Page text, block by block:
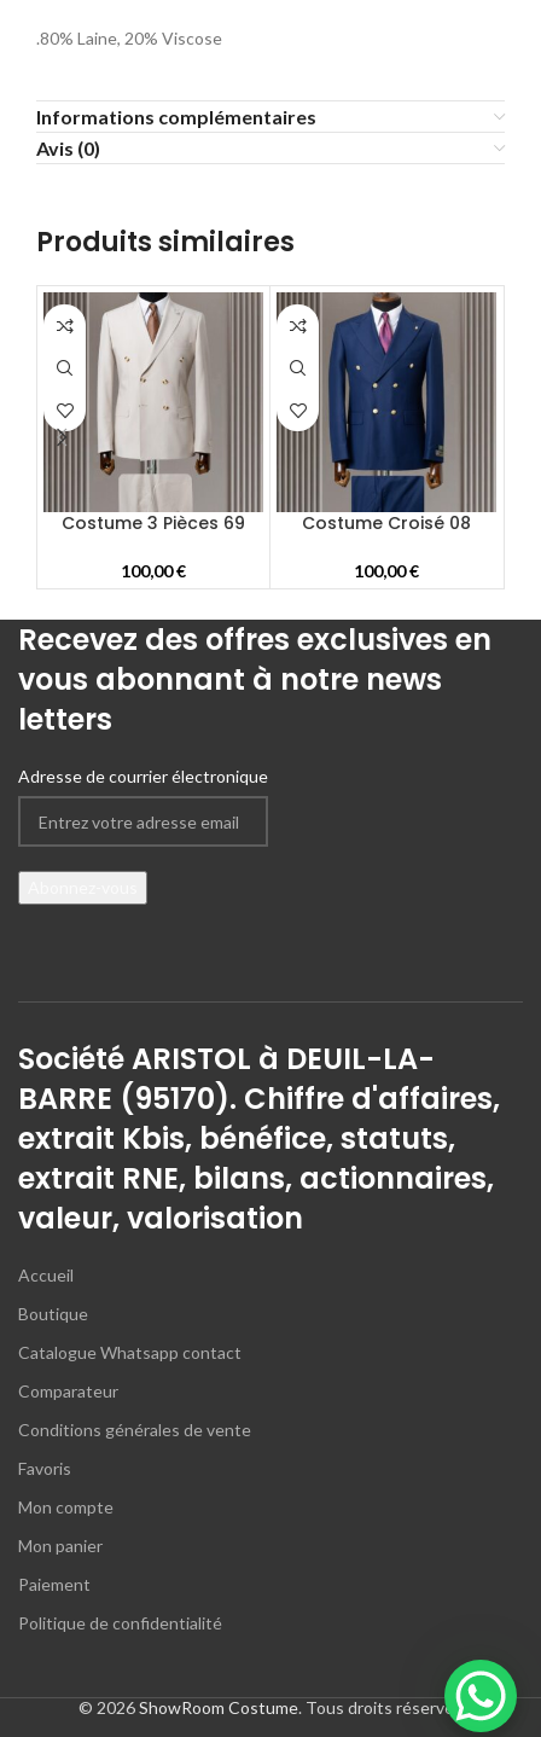
58 60 62
64 66
70 72
.80% Laine, 20% Viscose
Informations complémentaires
Avis (0)
Produits similaires
Costume 3 Pièces 69
100,00€
Costume Croisé 08
100,00€
Recevez des offres exclusives en
vous abonnant à notre news
letters
Adresse de courrier électronique
Société ARISTOL à DEUIL-LA-
BARRE (95170). Chiffre d'affaires,
extrait Kbis, bénéfice, statuts,
extrait RNE, bilans, actionnaires,
valeur, valorisation
Accueil
Boutique
Catalogue Whatsapp contact
Comparateur
Conditions générales de vente
Favoris
Mon compte
Mon panier
Paiement
Politique de confidentialité
© 2026ShowRoom Costume. Tous droits réservés